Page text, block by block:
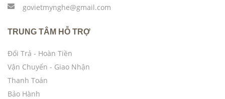
govietmynghe@gmail.com
TRUNG TÂM HỖ TRỢ
Đổi Trả - Hoàn Tiền
Vận Chuyển - Giao Nhận
Thanh Toán
Bảo Hành